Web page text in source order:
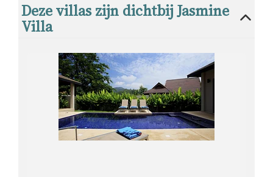
Deze villas zijn dichtbij Jasmine
Villa